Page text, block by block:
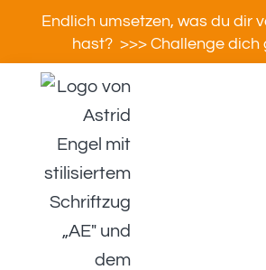
Endlich umsetzen, was du dir
hast? >>> Challenge dich